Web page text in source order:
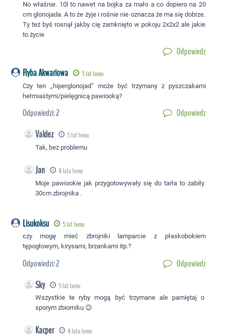
No właśnie. 10l to nawet na bojka za mało a co dopiero na 20
cm glonojada. A to że żyje i rośnie nie oznacza że ma się dobrze.
Ty też byś rosnął jakby cię zamknięto w pokoju 2x2x2 ale jakie
to życie
Odpowiedz
Ryba Akwariowa 5 lat temu
Czy ten ,,hiperglonojad” może być trzymany z pyszczakami
hełmiastymi/pielęgnicą pawiooką?
Odpowiedzi:2 Odpowiedz
Valdez 5 lat temu
Tak, bez problemu
Jan 4 lata temu
Moje pawiookie jak przygotowywały się do tarła to zabiły
30cm zbrojnika .
Lisukoksu 5 lat temu
czy mogę mieć zbrojniki lamparcie z płaskobokiem
tępogłowym, kirysami, brzankami itp.?
Odpowiedzi:2 Odpowiedz
Sky 5 lat temu
Wszystkie te ryby mogą być trzymane ale pamiętaj o
sporym zbiorniku 😉
Kacper 4 lata temu